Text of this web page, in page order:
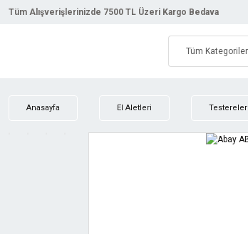
Tüm Alışverişlerinizde 7500 TL Üzeri Kargo Bedava
Anasayfa El Aletleri Testereler